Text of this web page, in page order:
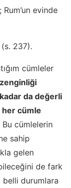
evinde
(s. 237).
cümleler
da değerli
her cümle
Bu cümlelerin
sahip
gelen
de fark
belli durumlara